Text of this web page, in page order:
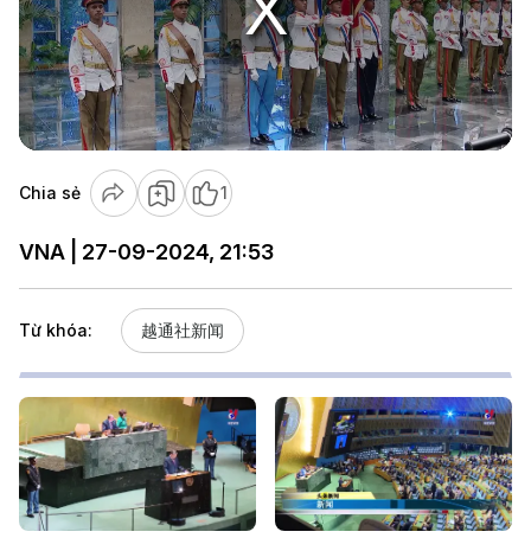
Play
Video
Chia sẻ 1
VNA | 27-09-2024, 21:53
Từ khóa: 越通社新闻